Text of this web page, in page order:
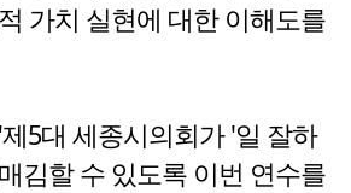
가치 실현에 대한 이해도를
5대 세종시의회가 '일 잘하
김할 수 있도록 이번 연수를